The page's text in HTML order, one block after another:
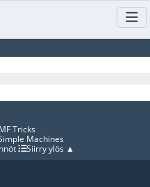
Tricks
Machines
Siirry ylös ▲